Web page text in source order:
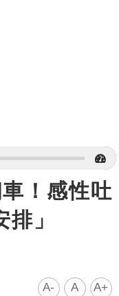
！感性吐
排」
A- A A+